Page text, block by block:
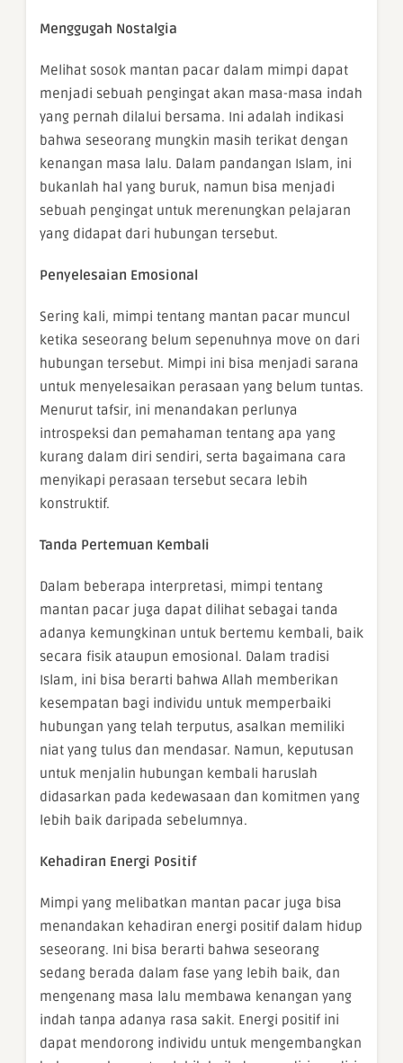
Menggugah Nostalgia
Melihat sosok mantan pacar dalam mimpi dapat
menjadi sebuah pengingat akan masa-masa indah
yang pernah dilalui bersama. Ini adalah indikasi
bahwa seseorang mungkin masih terikat dengan
kenangan masa lalu. Dalam pandangan Islam, ini
bukanlah hal yang buruk, namun bisa menjadi
sebuah pengingat untuk merenungkan pelajaran
yang didapat dari hubungan tersebut.
Penyelesaian Emosional
Sering kali, mimpi tentang mantan pacar muncul
ketika seseorang belum sepenuhnya move on dari
hubungan tersebut. Mimpi ini bisa menjadi sarana
untuk menyelesaikan perasaan yang belum tuntas.
Menurut tafsir, ini menandakan perlunya
introspeksi dan pemahaman tentang apa yang
kurang dalam diri sendiri, serta bagaimana cara
menyikapi perasaan tersebut secara lebih
konstruktif.
Tanda Pertemuan Kembali
Dalam beberapa interpretasi, mimpi tentang
mantan pacar juga dapat dilihat sebagai tanda
adanya kemungkinan untuk bertemu kembali, baik
secara fisik ataupun emosional. Dalam tradisi
Islam, ini bisa berarti bahwa Allah memberikan
kesempatan bagi individu untuk memperbaiki
hubungan yang telah terputus, asalkan memiliki
niat yang tulus dan mendasar. Namun, keputusan
untuk menjalin hubungan kembali haruslah
didasarkan pada kedewasaan dan komitmen yang
lebih baik daripada sebelumnya.
Kehadiran Energi Positif
Mimpi yang melibatkan mantan pacar juga bisa
menandakan kehadiran energi positif dalam hidup
seseorang. Ini bisa berarti bahwa seseorang
sedang berada dalam fase yang lebih baik, dan
mengenang masa lalu membawa kenangan yang
indah tanpa adanya rasa sakit. Energi positif ini
dapat mendorong individu untuk mengembangkan